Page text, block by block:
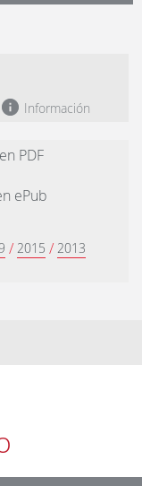
Información
PDF
ePub
/ 2015 / 2013